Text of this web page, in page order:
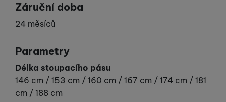
Záruční doba
24 měsíců
Parametry
Délka stoupacího pásu
146 cm / 153 cm / 160 cm / 167 cm / 174 cm / 181
cm / 188 cm